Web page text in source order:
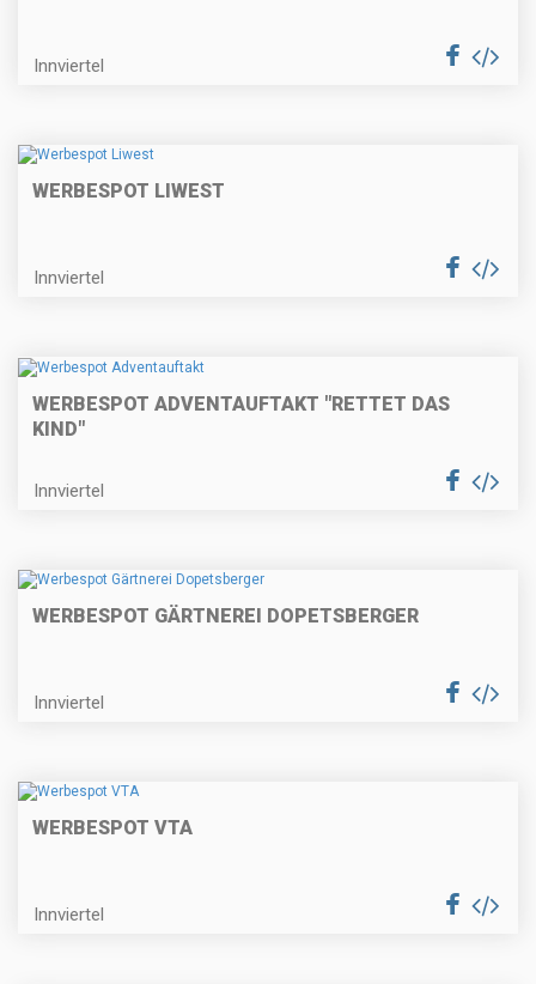
Innviertel
WERBESPOT LIWEST
Innviertel
WERBESPOT ADVENTAUFTAKT "RETTET DAS
KIND"
Innviertel
WERBESPOT GÄRTNEREI DOPETSBERGER
Innviertel
WERBESPOT VTA
Innviertel